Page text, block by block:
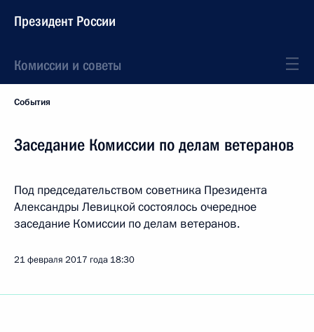
Президент России
Комиссии и советы
События
Заседание Комиссии по делам ветеранов
Под председательством советника Президента
Александры Левицкой состоялось очередное
заседание Комиссии по делам ветеранов.
21 февраля 2017 года 18:30